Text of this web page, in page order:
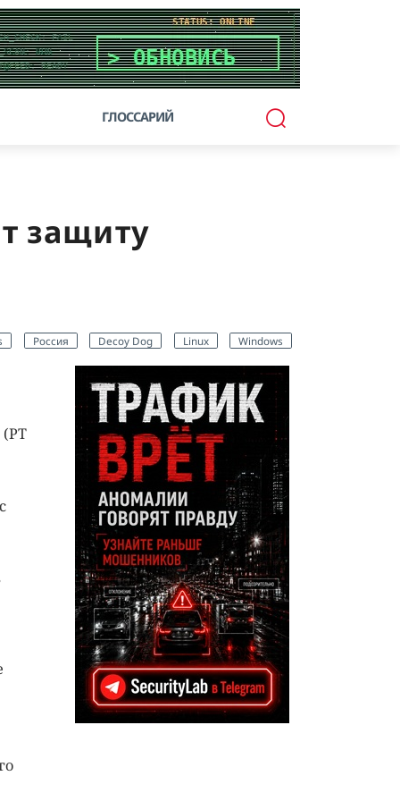
ГЛОССАРИЙ
защиту
Россия Decoy Dog Linux Windows